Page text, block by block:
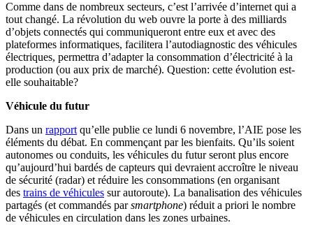
Comme dans de nombreux secteurs, c’est l’arrivée d’internet qui a
tout changé. La révolution du web ouvre la porte à des milliards
d’objets connectés qui communiqueront entre eux et avec des
plateformes informatiques, facilitera l’autodiagnostic des véhicules
électriques, permettra d’adapter la consommation d’électricité à la
production (ou aux prix de marché). Question: cette évolution est-
elle souhaitable?
Véhicule du futur
Dans un rapport qu’elle publie ce lundi 6 novembre, l’AIE pose les
éléments du débat. En commençant par les bienfaits. Qu’ils soient
autonomes ou conduits, les véhicules du futur seront plus encore
qu’aujourd’hui bardés de capteurs qui devraient accroître le niveau
de sécurité (radar) et réduire les consommations (en organisant
des trains de véhicules sur autoroute). La banalisation des véhicules
partagés (et commandés parsmartphone) réduit a priori le nombre
de véhicules en circulation dans les zones urbaines.